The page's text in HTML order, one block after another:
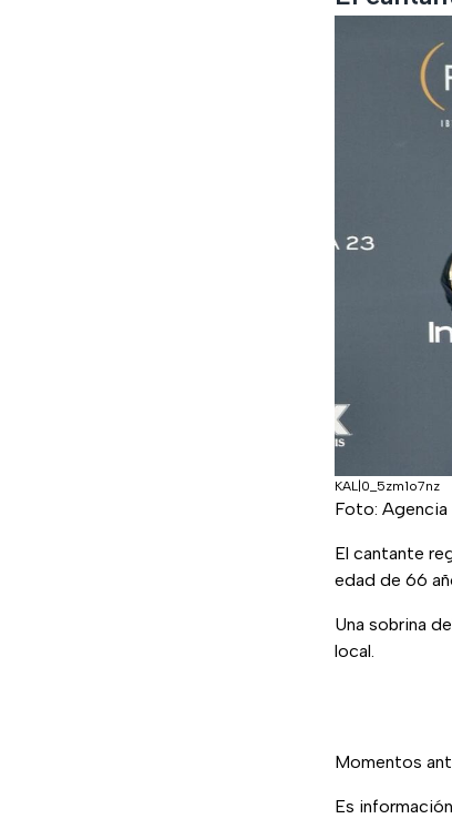
KAL|0_5zm1o7nz
Foto:
El cantante
edad de 66
Una sobrina
local.
Momentos
Es